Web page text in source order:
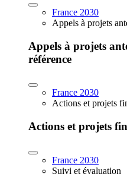
France 2030
Appels à projets
Appels à projets
référence
France 2030
Actions et projets
Actions et projets
France 2030
Suivi et évaluation